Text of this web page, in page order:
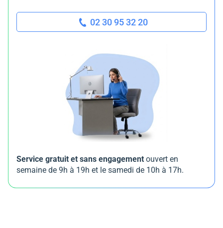
02 30 95 32 20
Service gratuit et sans engagement ouvert en
semaine de 9h à 19h et le samedi de 10h à 17h.